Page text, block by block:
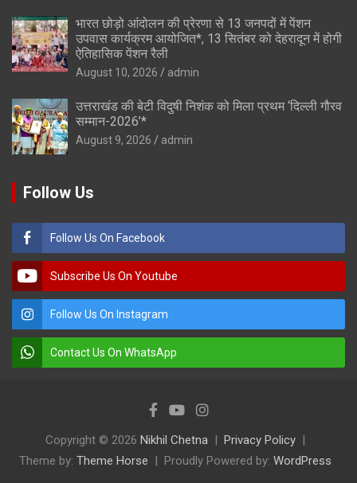
भारत छोड़ो आंदोलन की प्रेरणा से 13 जनपदों में पेंशन
उपवास कार्यक्रम आयोजित*, 13 सितंबर को देहरादून में होगी
ऐतिहासिक पेंशन रैली
August 10, 2026 admin
उत्तराखंड की बेटी विदुषी निशंक को मिला प्रथम ‘दिल्ली गौरव
सम्मान-2026’*
August 9, 2026 admin
Follow Us
Follow Us On Facebook
Subscribe Us On Youtube
Follow Us On Instagram
Contact Us On WhatsApp
Copyright © 2026 Nikhil Chetna
Privacy Policy
Theme by: Theme Horse Proudly Powered by: WordPress